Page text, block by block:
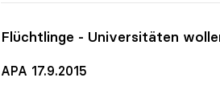
Flüchtlinge - Universitäten
APA 17.9.2015